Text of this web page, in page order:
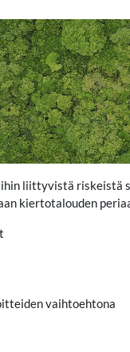
liittyvistä
kiertotalouden
vaihtoehtona